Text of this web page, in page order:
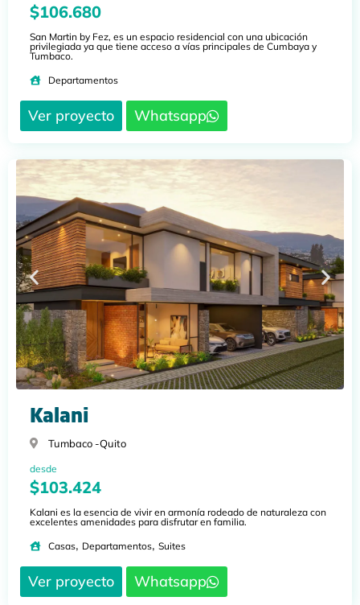
$106.680
San Martin by Fez, es un espacio residencial con una ubicación
privilegiada ya que tiene acceso a vías principales de Cumbaya y
Tumbaco.
Departamentos
Ver proyecto Whatsapp
Kalani
Tumbaco -Quito
desde
$103.424
Kalani es la esencia de vivir en armonía rodeado de naturaleza con
excelentes amenidades para disfrutar en familia.
Casas, Departamentos, Suites
Ver proyecto Whatsapp